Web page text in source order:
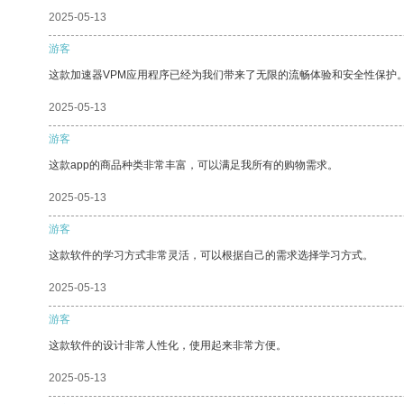
2025-05-13
游客
这款加速器VPM应用程序已经为我们带来了无限的流畅体验和安全性保护
2025-05-13
游客
这款app的商品种类非常丰富，可以满足我所有的购物需求。
2025-05-13
游客
这款软件的学习方式非常灵活，可以根据自己的需求选择学习方式。
2025-05-13
游客
这款软件的设计非常人性化，使用起来非常方便。
2025-05-13